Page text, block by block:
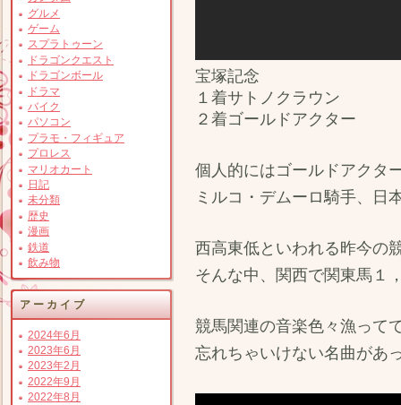
グルメ
ゲーム
スプラトゥーン
ドラゴンクエスト
ドラゴンボール
ドラマ
バイク
パソコン
プラモ・フィギュア
プロレス
マリオカート
日記
未分類
歴史
漫画
鉄道
飲み物
アーカイブ
2024年6月
2023年6月
2023年2月
2022年9月
2022年8月
宝塚記念
１着サトノクラウン
２着ゴールドアクター
個人的にはゴールドアクタ
ミルコ・デムーロ騎手、日
西高東低といわれる昨今の
そんな中、関西で関東馬１
競馬関連の音楽色々漁って
忘れちゃいけない名曲があ